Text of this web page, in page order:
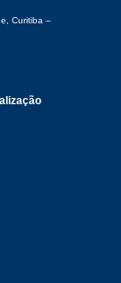
Curitiba –